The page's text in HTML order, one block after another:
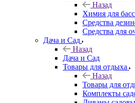
Назад
Химия для
Средства
Средства для
Дача и Сад
Назад
Дача и Сад
Товары для отдыха
Назад
Товары для
Комплекты